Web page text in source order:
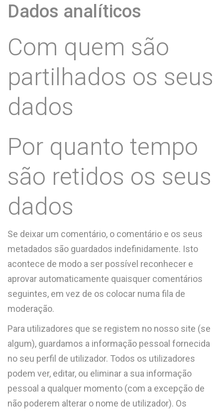
Dados analíticos
Com quem são
partilhados os seus
dados
Por quanto tempo
são retidos os seus
dados
Se deixar um comentário, o comentário e os seus
metadados são guardados indefinidamente. Isto
acontece de modo a ser possível reconhecer e
aprovar automaticamente quaisquer comentários
seguintes, em vez de os colocar numa fila de
moderação.
Para utilizadores que se registem no nosso site (se
algum), guardamos a informação pessoal fornecida
no seu perfil de utilizador. Todos os utilizadores
podem ver, editar, ou eliminar a sua informação
pessoal a qualquer momento (com a excepção de
não poderem alterar o nome de utilizador). Os